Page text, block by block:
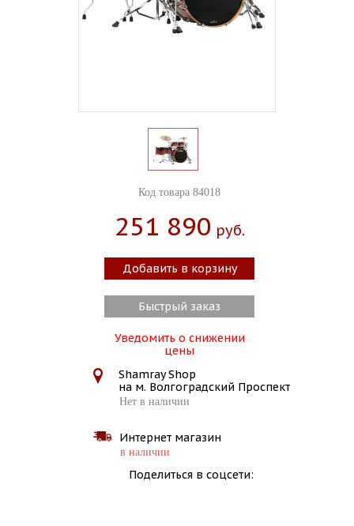
Код товара 84018
251 890 Руб.
Добавить в корзину
Быстрый заказ
Уведомить о снижении
цены
Shamray Shop
на м. Волгоградский Проспект
Нет в наличии
Интернет магазин
в наличии
Поделиться в соцсети: